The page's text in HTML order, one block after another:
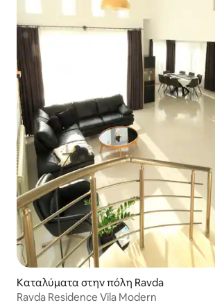
Καταλύματα στην πόλη Ravda
Ravda Residence Vila Modern